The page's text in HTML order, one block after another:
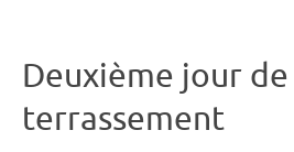
Deuxième jour de
terrassement